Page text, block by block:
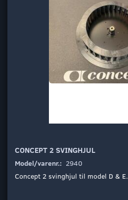
CONCEPT 2 SVINGHJUL
Model/varenr.: 2940
Concept 2 svinghjul til model D & E.